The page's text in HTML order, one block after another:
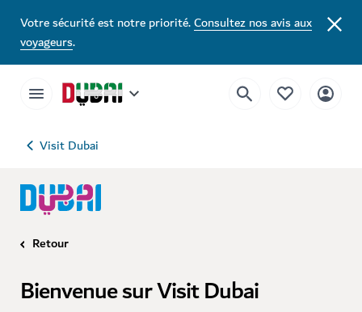
Votre sécurité est notre priorité.Consultez nos avis aux
voyageurs.
Visit Dubai
Retour
Bienvenue sur Visit Dubai